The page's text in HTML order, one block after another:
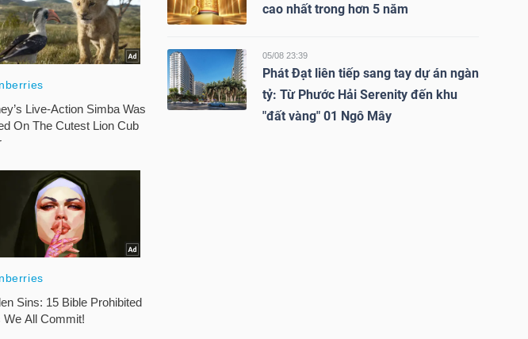
cao nhất trong hơn 5 năm
05/08 23:39
Phát Đạt liên tiếp sang tay dự án ngàn
tỷ: Từ Phước Hải Serenity đến khu
"đất vàng" 01 Ngô Mây